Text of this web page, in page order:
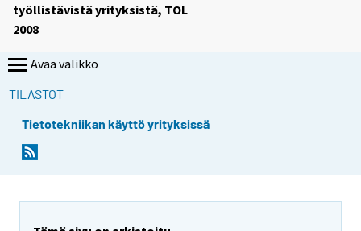
työllistävistä yrityksistä, TOL
2008
Avaa valikko
TILASTOT
Tietotekniikan käyttö yrityksissä